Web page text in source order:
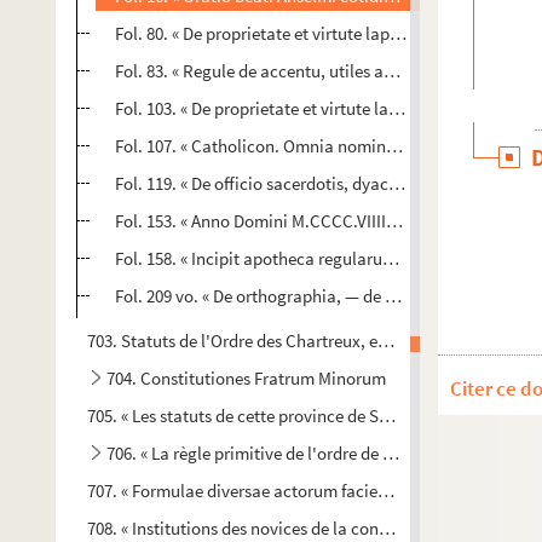
Fol. 80. « De proprietate et virtute lappatis, id est, cabus
Fol. 83. « Regule de accentu, utiles ad legendum,
Fol. 103. « De proprietate et virtute lauri. Sicut
Fol. 107. « Catholicon. Omnia nomina numeralia... » —
Fol. 119. « De officio sacerdotis, dyaconi et subdyaconi »
Fol. 153. « Anno Domini M.CCCC.VIIII., ex carta capituli
Fol. 158. « Incipit apotheca regularum accentualium
Fol. 209 vo. « De orthographia, — de prosodia. » — Finit au
703. Statuts de l'Ordre des Chartreux, en français
704. Constitutiones Fratrum Minorum
705. « Les statuts de cette province de Sainct-Bernardin, en
706. « La règle primitive de l'ordre de la très bienheureuse
707. « Formulae diversae actorum faciendorum secundum
708. « Institutions des novices de la congrégation de Notre-
Citer ce